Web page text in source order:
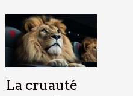
La cruauté